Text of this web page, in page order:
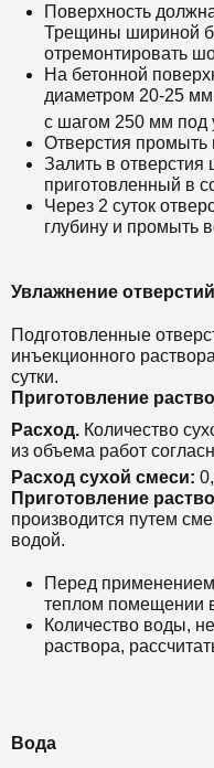
Поверхность
Трещины шириной
отремонтировать
На бетонной
диаметром 20-25
с шагом 250 мм под
Отверстия промыть
Залить в отверстия
приготовленный в
Через 2 суток
глубину и промыть
Увлажнение отверстий
Подготовленные
инъекционного
сутки.
Приготовление
Расход. Количество
из объема работ
Расход сухой смеси:
Приготовление
производится путем
водой.
Перед
теплом помещении
Количество воды,
раствора,
Вода